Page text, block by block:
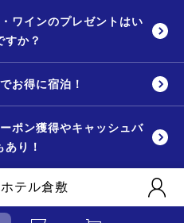
ワインのプレゼントはい
すか？
お得に宿泊！
ポン獲得やキャッシュバ
あり！
テル倉敷